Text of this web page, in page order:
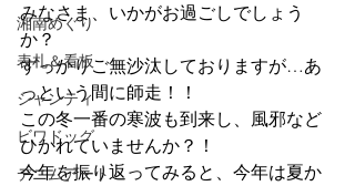
湘南めぐり
表札＆看板
シャンティ
ビワドッグ
デニムアート
みなさま、いかがお過ごしでしょう
か？
すっかりご無沙汰しておりますが…あ
っという間に師走！！
この冬一番の寒波も到来し、風邪など
ひかれていませんか？！
今年を振り返ってみると、今年は夏か